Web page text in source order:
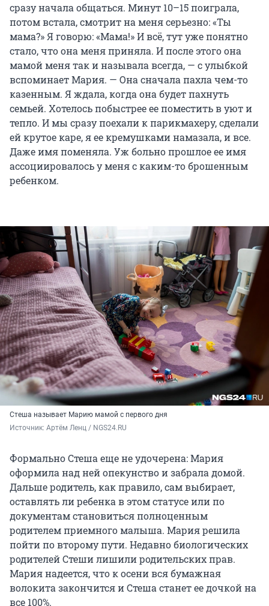
сразу начала общаться. Минут 10–15 поиграла,
потом встала, смотрит на меня серьезно: «Ты
мама?» Я говорю: «Мама!» И всё, тут уже понятно
стало, что она меня приняла. И после этого она
мамой меня так и называла всегда, — с улыбкой
вспоминает Мария. — Она сначала пахла чем-то
казенным. Я ждала, когда она будет пахнуть
семьей. Хотелось побыстрее ее поместить в уют и
тепло. И мы сразу поехали к парикмахеру, сделали
ей крутое каре, я ее кремушками намазала, и все.
Даже имя поменяла. Уж больно прошлое ее имя
ассоциировалось у меня с каким-то брошенным
ребенком.
Стеша называет Марию мамой с первого дня
Источник: Артём Ленц / NGS24.RU
Формально Стеша еще не удочерена: Мария
оформила над ней опекунство и забрала домой.
Дальше родитель, как правило, сам выбирает,
оставлять ли ребенка в этом статусе или по
документам становиться полноценным
родителем приемного малыша. Мария решила
пойти по второму пути. Недавно биологических
родителей Стеши лишили родительских прав.
Мария надеется, что к осени вся бумажная
волокита закончится и Стеша станет ее дочкой на
все 100%.